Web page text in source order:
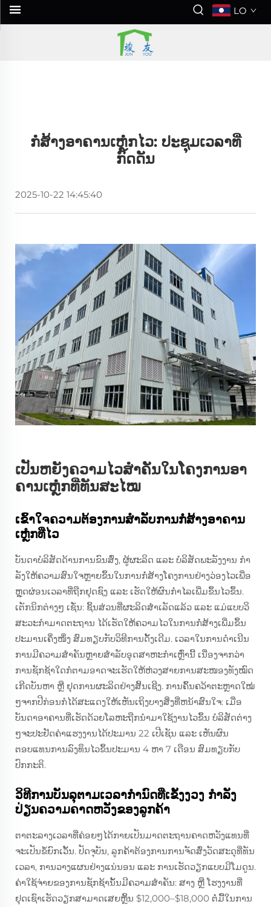
LO
ກໍ່ສ້າງອາຄານເຫຼໍກໄວ: ປະຊຸມເວລາທີ່
ກົດດັນ
2025-10-22 14:45:40
ເປັນຫຍັງຄວາມໄວສຳຄັນໃນໂຄງການອາ
ຄານເຫຼໍກທີ່ທັນສະໄໝ
ເຂົ້າໃຈຄວາມຕ້ອງການສຳລັບການກໍ່ສ້າງອາຄານ
ເຫຼໍກທີ່ໄວ
ບັນດາບໍລິສັດດ້ານການຂົນສົ່ງ, ຜູ້ຜະລິດ ແລະ ບໍລິສັດພະລັງງານ ກໍາ
ລັງໃຫ້ຄວາມສົນໃຈຫຼາຍຂຶ້ນໃນການກໍ່ສ້າງໂຄງການຢ່າງວ່ອງໄວເພື່ອ
ຫຼຸດຜ່ອນເວລາທີ່ຖືກຢຸດຊົງ ແລະ ເຮັດໃຫ້ຜົນກໍາໄລເພີ່ມຂຶ້ນໄວຂຶ້ນ.
ເຕັກນິກຕ່າງໆ ເຊັ່ນ: ຊິ້ນສ່ວນທີ່ຜະລິດສໍາເລັດແລ້ວ ແລະ ແມ່ແບບວິ
ສະວະກໍາມາດຕະຖານ ໄດ້ເຮັດໃຫ້ຄວາມໄວໃນການກໍ່ສ້າງເພີ່ມຂຶ້ນ
ປະມານເຄິ່ງໜຶ່ງ ສົມທຽບກັບວິທີການດັ້ງເດີມ. ເວລາໃນການດໍາເນີນ
ການມີຄວາມສໍາຄັນຫຼາຍສໍາລັບອຸດສາຫະກໍາເຫຼົ່ານີ້ ເນື່ອງຈາກວ່າ
ການຊັກຊ້າໃດກໍຕາມອາດຈະເຮັດໃຫ້ຫ່ວງສາຍການສະໜອງທັງໝົດ
ເກີດບັນຫາ ຫຼື ຢຸດການຜະລິດຢ່າງສິ້ນເຊີງ. ການຄົ້ນຄວ້າຕະຫຼາດໃໝ່
ໆຈາກປີກ່ອນກໍໄດ້ສະແດງໃຫ້ເຫັນເຖິງບາງສິ່ງທີ່ຫນ້າສົນໃຈ: ເມື່ອ
ບັນດາອາຄານທີ່ເຮັດດ້ວຍໂລຫະຖືກນໍາມາໃຊ້ງານໄວຂຶ້ນ ບໍລິສັດຕ່າງ
ໆຈະປະຢັດຄ່າແຮງງານໄດ້ປະມານ 22 ເປີເຊັນ ແລະ ເຫັນຜົນ
ຕອບແທນການລົງທຶນໄວຂຶ້ນປະມານ 4 ຫາ 7 ເດືອນ ສົມທຽບກັບ
ປົກກະຕິ.
ວິທີການບັນລຸຕາມເວລາກໍານົດທີ່ເຂັ້ງງວງ ກໍາລັງ
ປ່ຽນຄວາມຄາດຫວັງຂອງລູກຄ້າ
ຕາຕະລາງເວລາທີ່ຄ່ອຍໆໄດ້ກາຍເປັນມາດຕະຖານຄາດຫວັງແທນທີ່
ຈະເປັນຂໍ້ຍົກເວັ້ນ. ປັດຈຸບັນ, ລູກຄ້າຕ້ອງການການຈັດສົ່ງວັດສະດຸທີ່ທັນ
ເວລາ, ການວາງແຜນຢ່າງແນ່ນອນ ແລະ ການເຮັດວຽກແບບມີໂມດູນ.
ຄ່າໃຊ້ຈ່າຍຂອງການຊັກຊ້ານັ້ນມີຄວາມສຳຄັນ: ສາງ ຫຼື ໂຮງງານທີ່
ຢຸດເຊົາເຮັດວຽກສາມາດເສຍຫຼິ້ນ $12,000–$18,000 ຕໍ່ມື້ໃນການ